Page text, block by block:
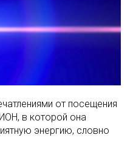
от посещения
в которой она
энергию, словно